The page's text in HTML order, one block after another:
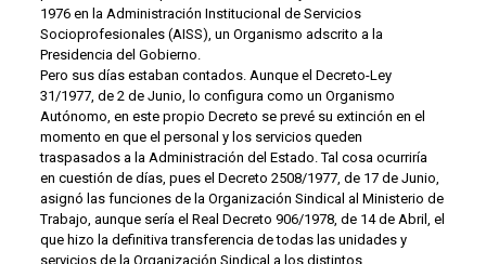
1976 en la Administración Institucional de Servicios
Socioprofesionales (AISS), un Organismo adscrito a la
Presidencia del Gobierno.
Pero sus días estaban contados. Aunque el Decreto-Ley
31/1977, de 2 de Junio, lo configura como un Organismo
Autónomo, en este propio Decreto se prevé su extinción en el
momento en que el personal y los servicios queden
traspasados a la Administración del Estado. Tal cosa ocurriría
en cuestión de días, pues el Decreto 2508/1977, de 17 de Junio,
asignó las funciones de la Organización Sindical al Ministerio de
Trabajo, aunque sería el Real Decreto 906/1978, de 14 de Abril, el
que hizo la definitiva transferencia de todas las unidades y
servicios de la Organización Sindical a los distintos